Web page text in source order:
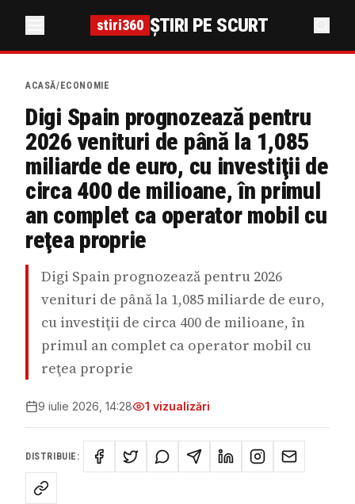
stiri360 ȘTIRI PE SCURT
ACASĂ/ ECONOMIE
Digi Spain prognozează pentru
2026 venituri de până la 1,085
miliarde de euro, cu investiţii de
circa 400 de milioane, în primul
an complet ca operator mobil cu
reţea proprie
Digi Spain prognozează pentru 2026
venituri de până la 1,085 miliarde de euro,
cu investiţii de circa 400 de milioane, în
primul an complet ca operator mobil cu
reţea proprie
9 iulie 2026, 14:28 1 vizualizări
DISTRIBUIE: